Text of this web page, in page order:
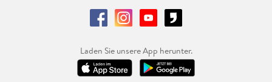
Laden Sie unsere App herunter.